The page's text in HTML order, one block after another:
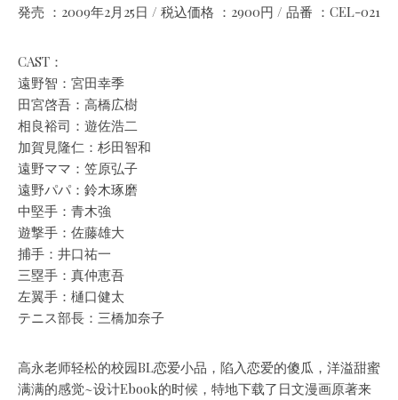
発売 ：2009年2月25日 / 税込価格 ：2900円 / 品番 ：CEL-021
CAST：
遠野智：宮田幸季
田宮啓吾：高橋広樹
相良裕司：遊佐浩二
加賀見隆仁：杉田智和
遠野ママ：笠原弘子
遠野パパ：鈴木琢磨
中堅手：青木強
遊撃手：佐藤雄大
捕手：井口祐一
三塁手：真仲恵吾
左翼手：樋口健太
テニス部長：三橋加奈子
高永老师轻松的校园BL恋爱小品，陷入恋爱的傻瓜，洋溢甜蜜
满满的感觉~设计Ebook的时候，特地下载了日文漫画原著来